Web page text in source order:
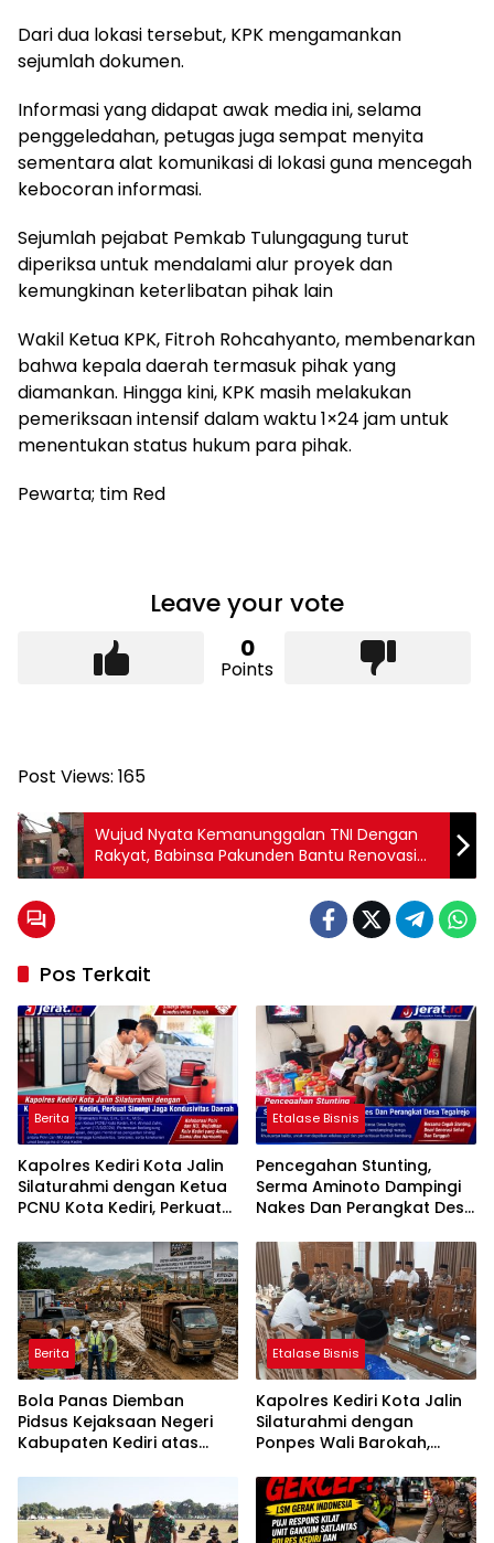
Dari dua lokasi tersebut, KPK mengamankan
sejumlah dokumen.
Informasi yang didapat awak media ini, selama
penggeledahan, petugas juga sempat menyita
sementara alat komunikasi di lokasi guna mencegah
kebocoran informasi.
Sejumlah pejabat Pemkab Tulungagung turut
diperiksa untuk mendalami alur proyek dan
kemungkinan keterlibatan pihak lain
Wakil Ketua KPK, Fitroh Rohcahyanto, membenarkan
bahwa kepala daerah termasuk pihak yang
diamankan. Hingga kini, KPK masih melakukan
pemeriksaan intensif dalam waktu 1×24 jam untuk
menentukan status hukum para pihak.
Pewarta; tim Red
Leave your vote
0
Points
Post Views: 165
Wujud Nyata Kemanunggalan TNI Dengan
Rakyat, Babinsa Pakunden Bantu Renovasi
RTLH
Pos Terkait
Berita
Kapolres Kediri Kota Jalin
Silaturahmi dengan Ketua
PCNU Kota Kediri, Perkuat
Daerah
Etalase Bisnis
Pencegahan Stunting,
Serma Aminoto Dampingi
Nakes Dan Perangkat Desa
Berita
Bola Panas Diemban
Pidsus Kejaksaan Negeri
Kabupaten Kediri atas
Penggunaan Material
Ilegal Proyek Tol Kediri
Oleh PT. HASTARI JAYA
Etalase Bisnis
Kapolres Kediri Kota Jalin
Silaturahmi dengan
Ponpes Wali Barokah,
Ulama